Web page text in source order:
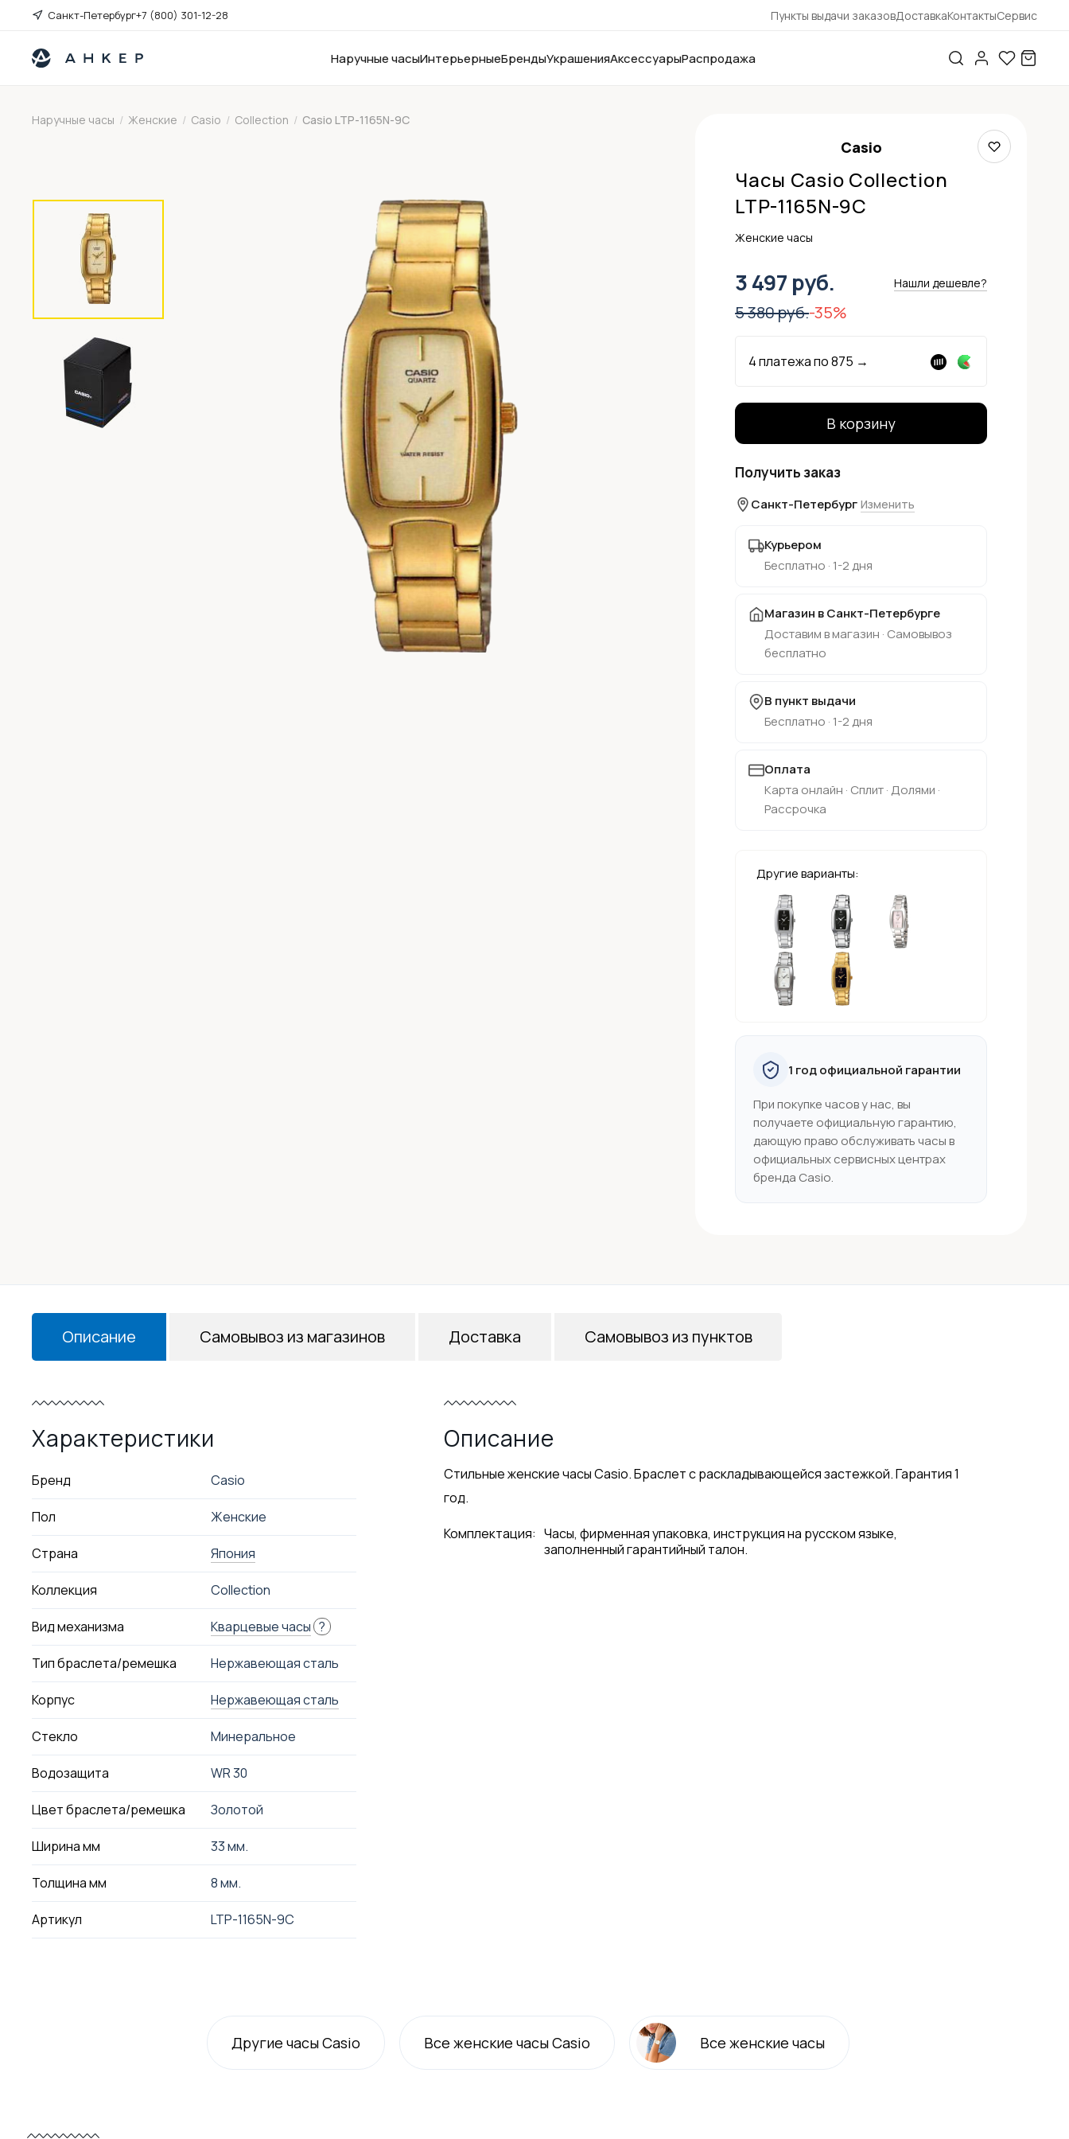
Санкт-Петербург+7 (800) 301-12-28 Пункты выдачи заказовДоставкаКонтактыСервис
Наручные часыИнтерьерныеБрендыУкрашенияАксессуарыРаспродажа
Наручные часы / Женские / Casio / Collection / Casio LTP-1165N-9C
Casio
Часы Casio Collection
LTP-1165N-9C
Женские часы
3 497 руб. Нашли дешевле?
5 380 руб.-35%
4 платежа по875 →
В корзину
Получить заказ
Санкт-Петербург Изменить
Курьером
Бесплатно · 1-2 дня
Магазин в Санкт-Петербурге
Доставим в магазин · Самовывоз
бесплатно
В пункт выдачи
Бесплатно · 1-2 дня
Оплата
Карта онлайн · Сплит · Долями ·
Рассрочка
Другие варианты:
1 год официальной гарантии
При покупке часов у нас, вы
получаете официальную гарантию,
дающую право обслуживать часы в
официальных сервисных центрах
бренда Casio.
Описание
Характеристики
Бренд Casio
Пол Женские
Страна Япония
Коллекция Collection
Вид механизма Кварцевые часы ?
Тип браслета/ремешка Нержавеющая сталь
Корпус Нержавеющая сталь
Стекло Минеральное
Водозащита WR 30
Цвет браслета/ремешка Золотой
Ширина мм 33 мм.
Толщина мм 8 мм.
Артикул LTP-1165N-9C
Описание
Стильные женские часы Casio. Браслет с раскладывающейся застежкой. Гарантия 1
год.
Комплектация: Часы, фирменная упаковка, инструкция на русском языке,
заполненный гарантийный талон.
Самовывоз из магазинов Доставка Самовывоз из пунктов
Другие часы Casio Всеженские часы Casio Всеженские часы